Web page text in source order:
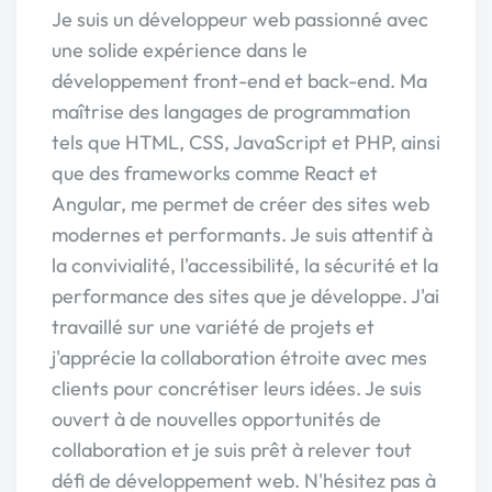
Je suis un développeur web passionné avec
une solide expérience dans le
développement front-end et back-end. Ma
maîtrise des langages de programmation
tels que HTML, CSS, JavaScript et PHP, ainsi
que des frameworks comme React et
Angular, me permet de créer des sites web
modernes et performants. Je suis attentif à
la convivialité, l'accessibilité, la sécurité et la
performance des sites que je développe. J'ai
travaillé sur une variété de projets et
j'apprécie la collaboration étroite avec mes
clients pour concrétiser leurs idées. Je suis
ouvert à de nouvelles opportunités de
collaboration et je suis prêt à relever tout
défi de développement web. N'hésitez pas à